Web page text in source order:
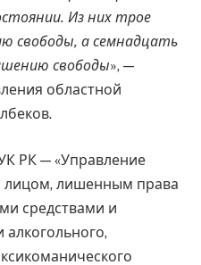
Из них трое
свободы, а семнадцать
свободы», —
областной
РК — «Управление
лицом, лишенным права
средствами и